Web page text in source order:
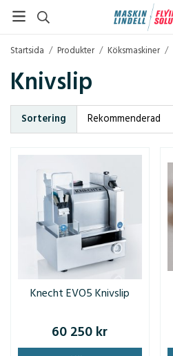
Startsida / Produkter / Köksmaskiner /
Knivslip
Sortering
Knecht EVO5 Knivslip
60 250 kr